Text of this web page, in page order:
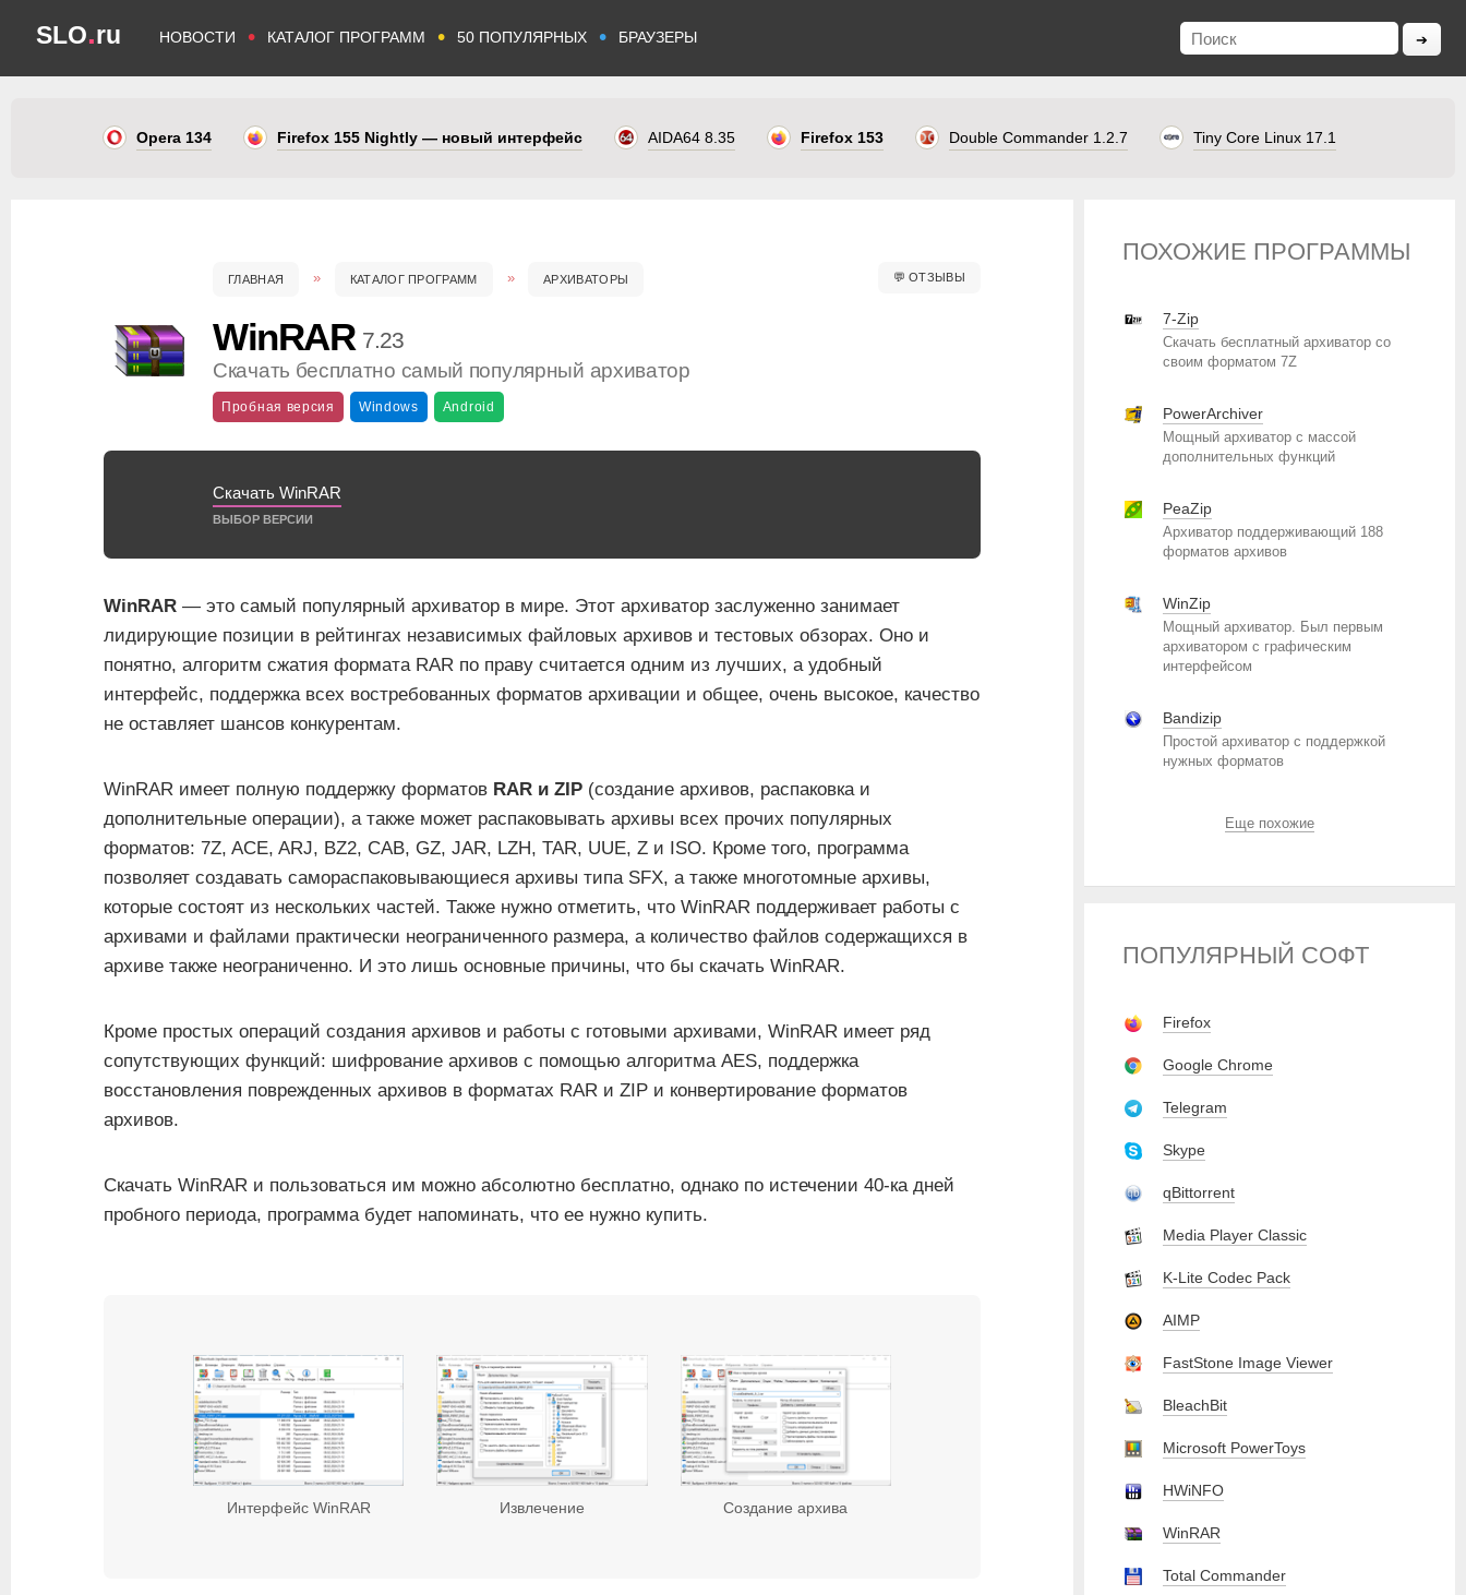
SLO.ru НОВОСТИ • КАТАЛОГ ПРОГРАММ • 50 ПОПУЛЯРНЫХ • БРАУЗЕРЫ
Opera 134 Firefox 155 Nightly — новый интерфейс AIDA64 8.35 Firefox 153 Double Commander 1.2.7 Tiny Core Linux 17.1
💬ОТЗЫВЫ
ГЛАВНАЯ КАТАЛОГ ПРОГРАММ АРХИВАТОРЫ
WinRAR 7.23
Скачать бесплатно самый популярный архиватор
Пробная версия Windows Android
Скачать WinRAR
ВЫБОР ВЕРСИИ
WinRAR — это самый популярный архиватор в мире. Этот архиватор заслуженно занимает
лидирующие позиции в рейтингах независимых файловых архивов и тестовых обзорах. Оно и
понятно, алгоритм сжатия формата RAR по праву считается одним из лучших, а удобный
интерфейс, поддержка всех востребованных форматов архивации и общее, очень высокое, качество
не оставляет шансов конкурентам.
WinRAR имеет полную поддержку форматов RAR и ZIP (создание архивов, распаковка и
дополнительные операции), а также может распаковывать архивы всех прочих популярных
форматов: 7Z, ACE, ARJ, BZ2, CAB, GZ, JAR, LZH, TAR, UUE, Z и ISO. Кроме того, программа
позволяет создавать самораспаковывающиеся архивы типа SFX, а также многотомные архивы,
которые состоят из нескольких частей. Также нужно отметить, что WinRAR поддерживает работы с
архивами и файлами практически неограниченного размера, а количество файлов содержащихся в
архиве также неограниченно. И это лишь основные причины, что бы скачать WinRAR.
Кроме простых операций создания архивов и работы с готовыми архивами, WinRAR имеет ряд
сопутствующих функций: шифрование архивов с помощью алгоритма AES, поддержка
восстановления поврежденных архивов в форматах RAR и ZIP и конвертирование форматов
архивов.
Скачать WinRAR и пользоваться им можно абсолютно бесплатно, однако по истечении 40-ка дней
пробного периода, программа будет напоминать, что ее нужно купить.
Интерфейс WinRAR Извлечение Создание архива
ПОХОЖИЕ ПРОГРАММЫ
7-Zip
Скачать бесплатный архиватор со
своим форматом 7Z
PowerArchiver
Мощный архиватор с массой
дополнительных функций
PeaZip
Архиватор поддерживающий 188
форматов архивов
WinZip
Мощный архиватор. Был первым
архиватором с графическим
интерфейсом
Bandizip
Простой архиватор с поддержкой
нужных форматов
Еще похожие
ПОПУЛЯРНЫЙ СОФТ
Firefox
Google Chrome
Telegram
Skype
qBittorrent
Media Player Classic
K-Lite Codec Pack
AIMP
FastStone Image Viewer
BleachBit
Microsoft PowerToys
HWiNFO
WinRAR
Total Commander